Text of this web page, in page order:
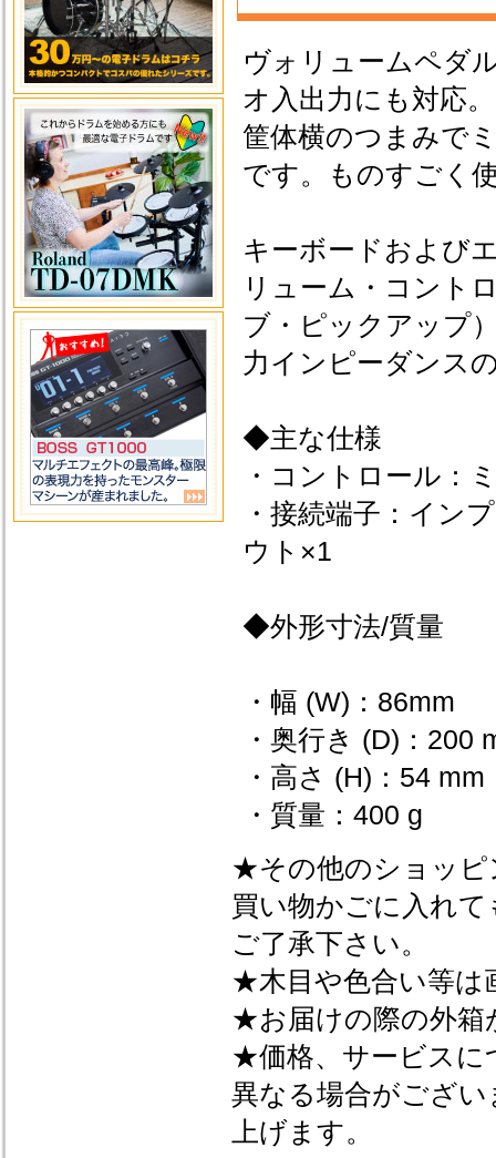
ヴォリュームペダ
オ入出力にも対応。
筐体横のつまみで
です。ものすごく
キーボードおよび
リューム・コント
ブ・ピックアップ
力インピーダンス
◆主な仕様
・コントロール：
・接続端子：イン
ウト×1
◆外形寸法/質量
・幅 (W)：86mm
・奥行き (D)：200
・高さ (H)：54 mm
・質量：400 g
★その他のショッピ
買い物かごに入れ
ご了承下さい。
★木目や色合い等は
★お届けの際の外箱
★価格、サービスに
異なる場合がござ
上げます。